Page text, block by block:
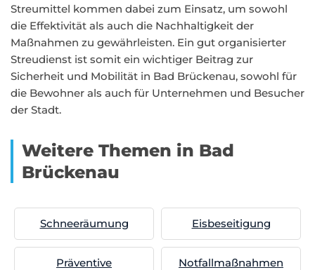
Streumittel kommen dabei zum Einsatz, um sowohl
die Effektivität als auch die Nachhaltigkeit der
Maßnahmen zu gewährleisten. Ein gut organisierter
Streudienst ist somit ein wichtiger Beitrag zur
Sicherheit und Mobilität in Bad Brückenau, sowohl für
die Bewohner als auch für Unternehmen und Besucher
der Stadt.
Weitere Themen in Bad
Brückenau
Schneeräumung Eisbeseitigung
Präventive
Notfallmaßnahmen